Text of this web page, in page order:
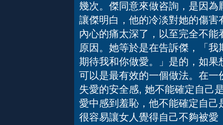
幾次。傑同意來做咨詢，是因
讓傑明白，他的冷淡對她的傷
內心的痛太深了，以至完全不
原因。她等於是在告訴傑，「
期待我和你做愛。」是的，如
可以是最有效的一個做法。在
失愛的安全感, 她不能確定自己
愛中感到羞恥，他不能確定自
很容易讓女人覺得自己不夠被